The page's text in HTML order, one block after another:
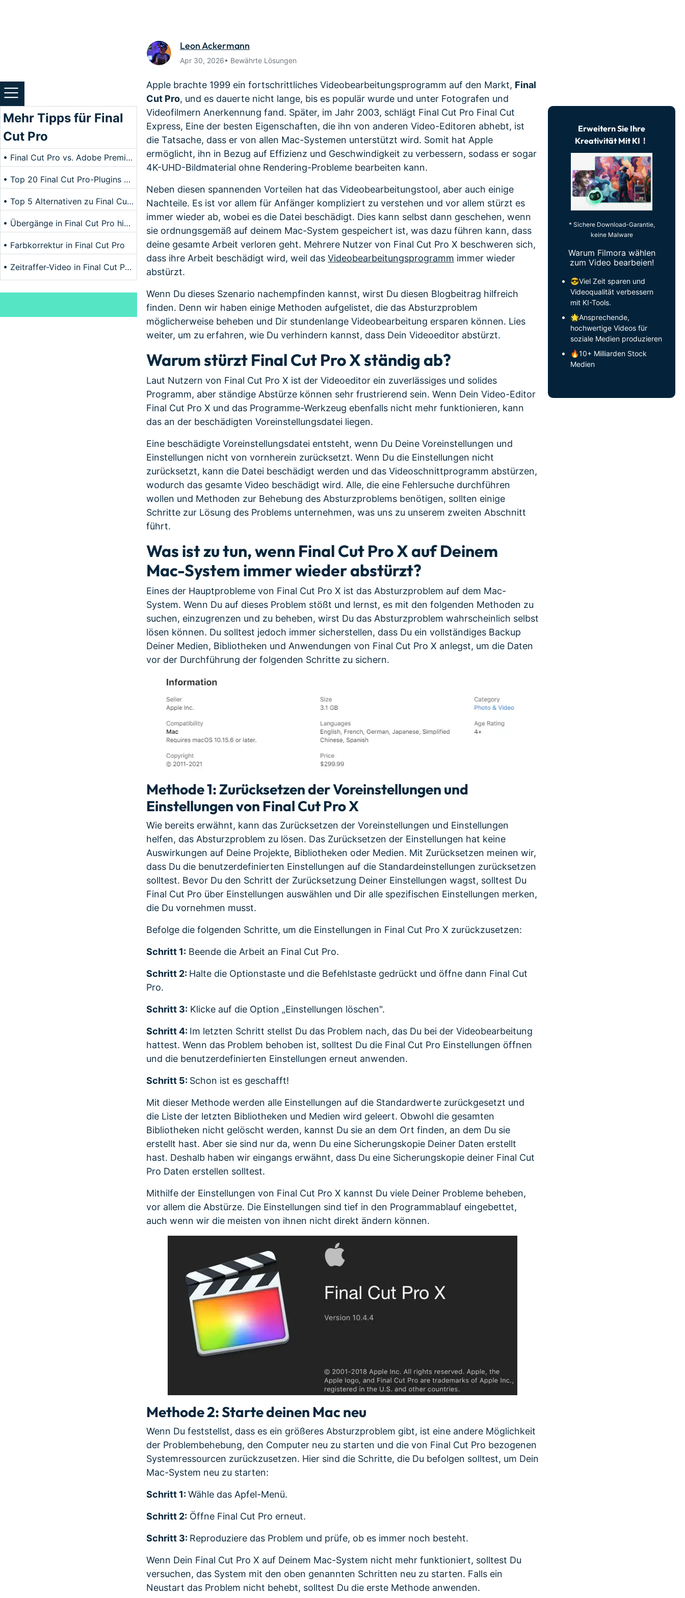
Mehr Tipps für Final
Cut Pro
• Final Cut Pro vs. Adobe Premiere: Was ist das Beste für Anfänger?
• Top 20 Final Cut Pro-Plugins und -Effekte
• Top 5 Alternativen zu Final Cut Pro für Windows
• Übergänge in Final Cut Pro hinzufügen
• Farbkorrektur in Final Cut Pro
• Zeitraffer-Video in Final Cut Pro erstellen
Erweitern Sie Ihre
Kreativität Mit KI！
* Sichere Download-Garantie,
keine Malware
Warum Filmora wählen
zum Video bearbeien!
😎Viel Zeit sparen und
Videoqualität verbessern
mit KI-Tools.
🌟Ansprechende,
hochwertige Videos für
soziale Medien produzieren
🔥10+ Milliarden Stock
Medien
Leon Ackermann
Apr 30, 2026• Bewährte Lösungen
Apple brachte 1999 ein fortschrittliches Videobearbeitungsprogramm auf den Markt, Final
Cut Pro, und es dauerte nicht lange, bis es populär wurde und unter Fotografen und
Videofilmern Anerkennung fand. Später, im Jahr 2003, schlägt Final Cut Pro Final Cut
Express, Eine der besten Eigenschaften, die ihn von anderen Video-Editoren abhebt, ist
die Tatsache, dass er von allen Mac-Systemen unterstützt wird. Somit hat Apple
ermöglicht, ihn in Bezug auf Effizienz und Geschwindigkeit zu verbessern, sodass er sogar
4K-UHD-Bildmaterial ohne Rendering-Probleme bearbeiten kann.
Neben diesen spannenden Vorteilen hat das Videobearbeitungstool, aber auch einige
Nachteile. Es ist vor allem für Anfänger kompliziert zu verstehen und vor allem stürzt es
immer wieder ab, wobei es die Datei beschädigt. Dies kann selbst dann geschehen, wenn
sie ordnungsgemäß auf deinem Mac-System gespeichert ist, was dazu führen kann, dass
deine gesamte Arbeit verloren geht. Mehrere Nutzer von Final Cut Pro X beschweren sich,
dass ihre Arbeit beschädigt wird, weil das Videobearbeitungsprogramm immer wieder
abstürzt.
Wenn Du dieses Szenario nachempfinden kannst, wirst Du diesen Blogbeitrag hilfreich
finden. Denn wir haben einige Methoden aufgelistet, die das Absturzproblem
möglicherweise beheben und Dir stundenlange Videobearbeitung ersparen können. Lies
weiter, um zu erfahren, wie Du verhindern kannst, dass Dein Videoeditor abstürzt.
Warum stürzt Final Cut Pro X ständig ab?
Laut Nutzern von Final Cut Pro X ist der Videoeditor ein zuverlässiges und solides
Programm, aber ständige Abstürze können sehr frustrierend sein. Wenn Dein Video-Editor
Final Cut Pro X und das Programme-Werkzeug ebenfalls nicht mehr funktionieren, kann
das an der beschädigten Voreinstellungsdatei liegen.
Eine beschädigte Voreinstellungsdatei entsteht, wenn Du Deine Voreinstellungen und
Einstellungen nicht von vornherein zurücksetzt. Wenn Du die Einstellungen nicht
zurücksetzt, kann die Datei beschädigt werden und das Videoschnittprogramm abstürzen,
wodurch das gesamte Video beschädigt wird. Alle, die eine Fehlersuche durchführen
wollen und Methoden zur Behebung des Absturzproblems benötigen, sollten einige
Schritte zur Lösung des Problems unternehmen, was uns zu unserem zweiten Abschnitt
führt.
Was ist zu tun, wenn Final Cut Pro X auf Deinem
Mac-System immer wieder abstürzt?
Eines der Hauptprobleme von Final Cut Pro X ist das Absturzproblem auf dem Mac-
System. Wenn Du auf dieses Problem stößt und lernst, es mit den folgenden Methoden zu
suchen, einzugrenzen und zu beheben, wirst Du das Absturzproblem wahrscheinlich selbst
lösen können. Du solltest jedoch immer sicherstellen, dass Du ein vollständiges Backup
Deiner Medien, Bibliotheken und Anwendungen von Final Cut Pro X anlegst, um die Daten
vor der Durchführung der folgenden Schritte zu sichern.
Methode 1: Zurücksetzen der Voreinstellungen und
Einstellungen von Final Cut Pro X
Wie bereits erwähnt, kann das Zurücksetzen der Voreinstellungen und Einstellungen
helfen, das Absturzproblem zu lösen. Das Zurücksetzen der Einstellungen hat keine
Auswirkungen auf Deine Projekte, Bibliotheken oder Medien. Mit Zurücksetzen meinen wir,
dass Du die benutzerdefinierten Einstellungen auf die Standardeinstellungen zurücksetzen
solltest. Bevor Du den Schritt der Zurücksetzung Deiner Einstellungen wagst, solltest Du
Final Cut Pro über Einstellungen auswählen und Dir alle spezifischen Einstellungen merken,
die Du vornehmen musst.
Befolge die folgenden Schritte, um die Einstellungen in Final Cut Pro X zurückzusetzen:
Schritt 1: Beende die Arbeit an Final Cut Pro.
Schritt 2: Halte die Optionstaste und die Befehlstaste gedrückt und öffne dann Final Cut
Pro.
Schritt 3: Klicke auf die Option „Einstellungen löschen".
Schritt 4: Im letzten Schritt stellst Du das Problem nach, das Du bei der Videobearbeitung
hattest. Wenn das Problem behoben ist, solltest Du die Final Cut Pro Einstellungen öffnen
und die benutzerdefinierten Einstellungen erneut anwenden.
Schritt 5: Schon ist es geschafft!
Mit dieser Methode werden alle Einstellungen auf die Standardwerte zurückgesetzt und
die Liste der letzten Bibliotheken und Medien wird geleert. Obwohl die gesamten
Bibliotheken nicht gelöscht werden, kannst Du sie an dem Ort finden, an dem Du sie
erstellt hast. Aber sie sind nur da, wenn Du eine Sicherungskopie Deiner Daten erstellt
hast. Deshalb haben wir eingangs erwähnt, dass Du eine Sicherungskopie deiner Final Cut
Pro Daten erstellen solltest.
Mithilfe der Einstellungen von Final Cut Pro X kannst Du viele Deiner Probleme beheben,
vor allem die Abstürze. Die Einstellungen sind tief in den Programmablauf eingebettet,
auch wenn wir die meisten von ihnen nicht direkt ändern können.
Methode 2: Starte deinen Mac neu
Wenn Du feststellst, dass es ein größeres Absturzproblem gibt, ist eine andere Möglichkeit
der Problembehebung, den Computer neu zu starten und die von Final Cut Pro bezogenen
Systemressourcen zurückzusetzen. Hier sind die Schritte, die Du befolgen solltest, um Dein
Mac-System neu zu starten:
Schritt 1:Wähle das Apfel-Menü.
Schritt 2: Öffne Final Cut Pro erneut.
Schritt 3: Reproduziere das Problem und prüfe, ob es immer noch besteht.
Wenn Dein Final Cut Pro X auf Deinem Mac-System nicht mehr funktioniert, solltest Du
versuchen, das System mit den oben genannten Schritten neu zu starten. Falls ein
Neustart das Problem nicht behebt, solltest Du die erste Methode anwenden.